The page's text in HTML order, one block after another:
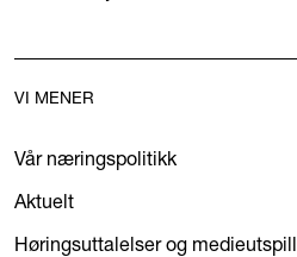
VI MENER
Vår næringspolitikk
Aktuelt
Høringsuttalelser og medieutspill